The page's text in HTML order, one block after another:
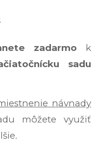
zadarmo k
sadu
návnady
môžete využiť